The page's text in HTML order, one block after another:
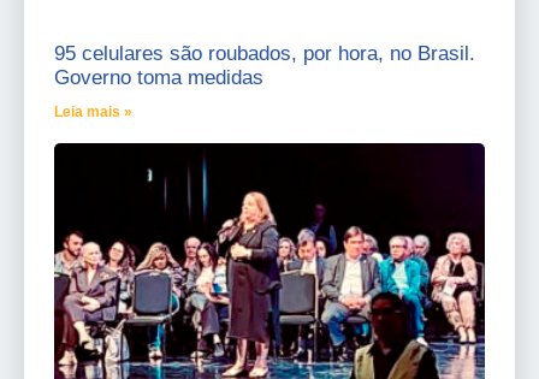
95 celulares são roubados, por hora, no Brasil.
Governo toma medidas
Leia mais »